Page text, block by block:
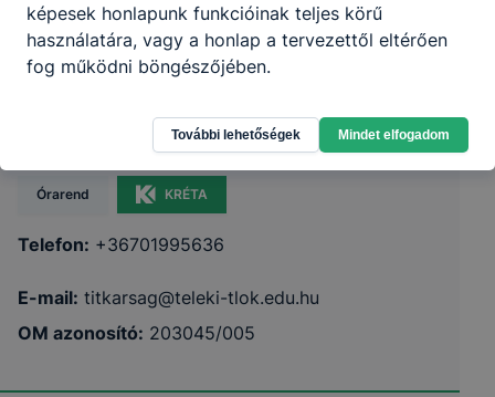
Nyíregyházi SZC Teleki Blanka Szakképző
Iskola és Kollégium
4450 Tiszalök Ady Endre utca 35.
Órarend KRÉTA
Telefon: +36701995636
E-mail: titkarsag@teleki-tlok.edu.hu
OM azonosító: 203045/005
képesek honlapunk funkcióinak teljes körű
használatára, vagy a honlap a tervezettől eltérően
fog működni böngészőjében.
További lehetőségek Mindet elfogadom